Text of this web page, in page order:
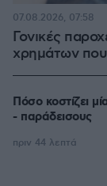
Γονικές
χρημάτων
07.08.2026, 07:58
Πόσο κοστίζει
- παράδεισους
πριν 44 λεπτά